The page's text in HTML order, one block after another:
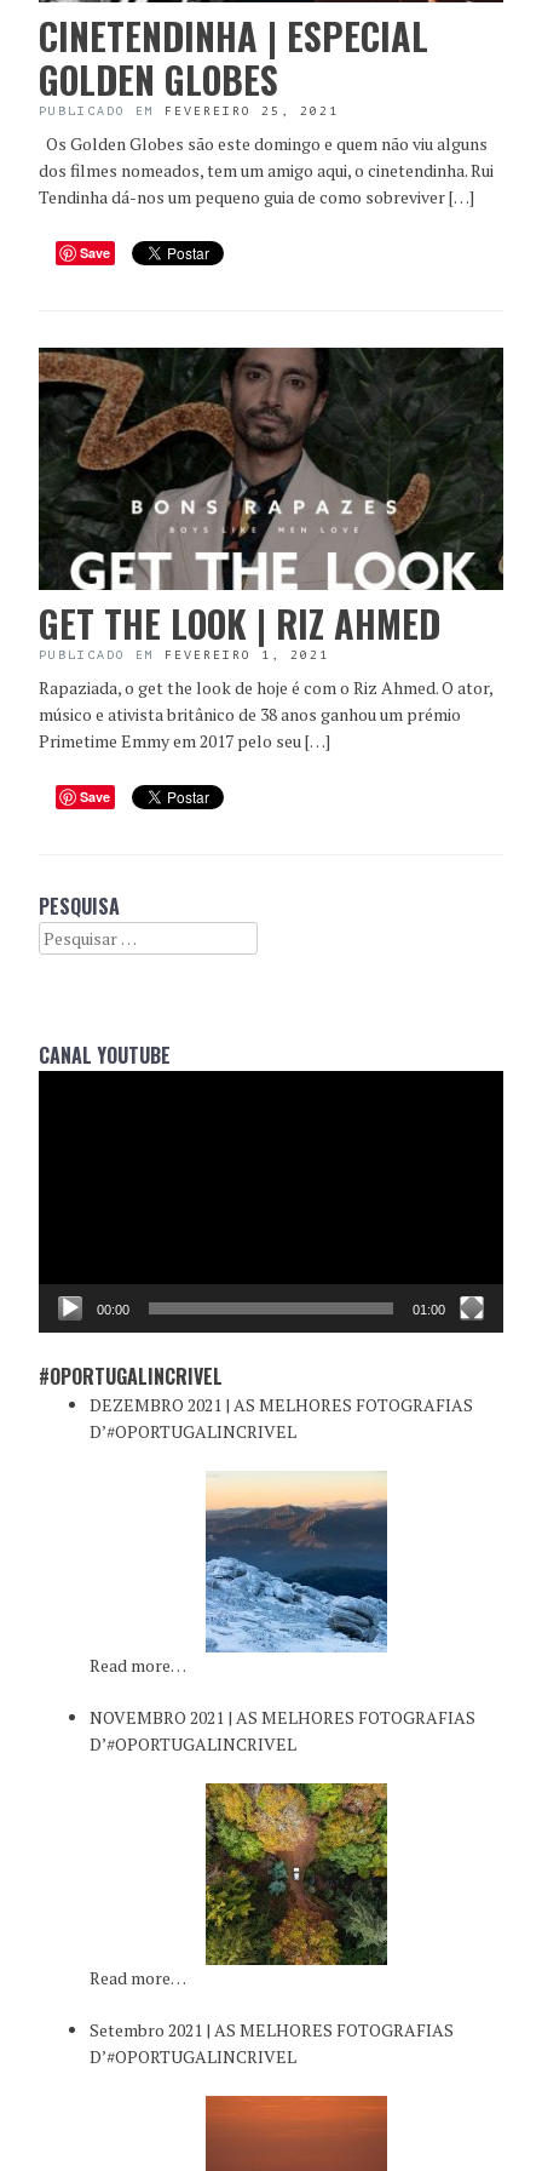
CINETENDINHA | ESPECIAL
GOLDEN GLOBES
PUBLICADO EM FEVEREIRO 25, 2021
Os Golden Globes são este domingo e quem não viu alguns
dos filmes nomeados, tem um amigo aqui, o cinetendinha. Rui
Tendinha dá-nos um pequeno guia de como sobreviver […]
Save
GET THE LOOK | RIZ AHMED
PUBLICADO EM FEVEREIRO 1, 2021
Rapaziada, o get the look de hoje é com o Riz Ahmed. O ator,
músico e ativista britânico de 38 anos ganhou um prémio
Primetime Emmy em 2017 pelo seu […]
Save
PESQUISA
Search
CANAL YOUTUBE
00:00 01:00
#OPORTUGALINCRIVEL
DEZEMBRO 2021 | AS MELHORES FOTOGRAFIAS
D’#OPORTUGALINCRIVEL
Read more…
NOVEMBRO 2021 | AS MELHORES FOTOGRAFIAS
D’#OPORTUGALINCRIVEL
Read more…
Setembro 2021 | AS MELHORES FOTOGRAFIAS
D’#OPORTUGALINCRIVEL